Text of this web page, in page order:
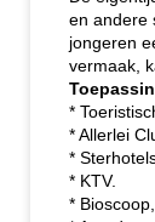
en andere
jongeren
vermaak,
*
* Allerlei
*
* KTV.
*